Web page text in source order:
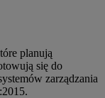
planują
się do
zarządzania